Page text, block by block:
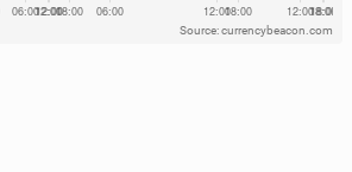
Source: currencybeacon.com